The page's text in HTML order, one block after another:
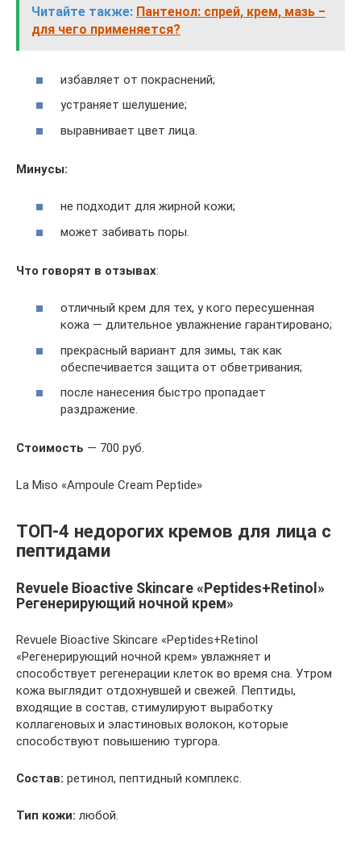
Читайте также: Пантенол: спрей, крем, мазь ‒
для чего применяется?
избавляет от покраснений;
устраняет шелушение;
выравнивает цвет лица.
Минусы:
не подходит для жирной кожи;
может забивать поры.
Что говорят в отзывах:
отличный крем для тех, у кого пересушенная
кожа — длительное увлажнение гарантировано;
прекрасный вариант для зимы, так как
обеспечивается защита от обветривания;
после нанесения быстро пропадает
раздражение.
Стоимость — 700 руб.
La Miso «Ampoule Cream Peptide»
ТОП-4 недорогих кремов для лица с
пептидами
Revuele Bioactive Skincare «Peptides+Retinol»
Регенерирующий ночной крем»
Revuele Bioactive Skincare «Peptides+Retinol
«Регенерирующий ночной крем» увлажняет и
способствует регенерации клеток во время сна. Утром
кожа выглядит отдохнувшей и свежей. Пептиды,
входящие в состав, стимулируют выработку
коллагеновых и эластиновых волокон, которые
способствуют повышению тургора.
Состав: ретинол, пептидный комплекс.
Тип кожи: любой.